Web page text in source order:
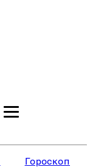
Гороскопы